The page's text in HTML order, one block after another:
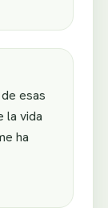
esas
la vida
ha